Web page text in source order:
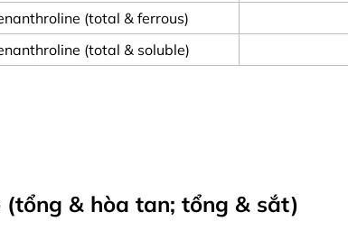
(total & ferrous)
(total & soluble)
(tổng & hòa tan; tổng & sắt)